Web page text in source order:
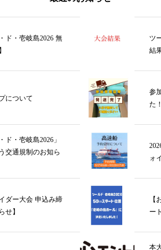
ド・壱岐島2026 無
ツ
結
について
参
た
ド・壱岐島2026」
交通規制のお知ら
ォ
ダー大会 申込み締
せ】
【
ー
本